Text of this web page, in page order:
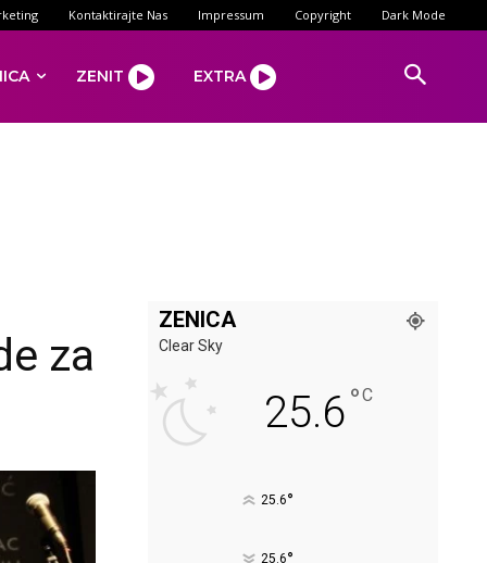
Kontaktirajte Nas Impressum Copyright Dark Mode
ZENIT EXTRA
za
ZENICA
Clear Sky
25.6°C
25.6°
25.6